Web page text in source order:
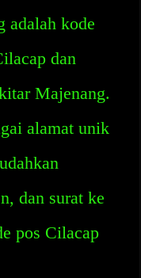
adalah kode
dan
Majenang.
alamat unik
dan surat ke
pos Cilacap